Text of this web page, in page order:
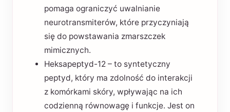
pomaga ograniczyć uwalnianie
neurotransmiterów, które przyczyniają
się do powstawania zmarszczek
mimicznych.
Heksapeptyd-12 – to syntetyczny
peptyd, który ma zdolność do interakcji
z komórkami skóry, wpływając na ich
codzienną równowagę i funkcje. Jest on